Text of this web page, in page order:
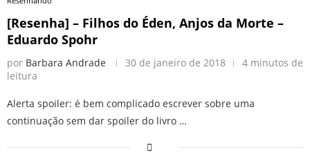
[Resenha] – Filhos do Éden, Anjos da Morte –
Eduardo Spohr
por Barbara Andrade 30 de janeiro de 2018
4 minutos de
leitura
Alerta spoiler: é bem complicado escrever sobre uma
continuação sem dar spoiler do livro …